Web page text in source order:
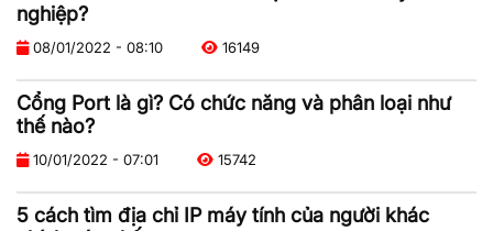
nghiệp?
08/01/2022 - 08:10 16149
Cổng Port là gì? Có chức năng và phân loại như
thế nào?
10/01/2022 - 07:01 15742
5 cách tìm địa chỉ IP máy tính của người khác